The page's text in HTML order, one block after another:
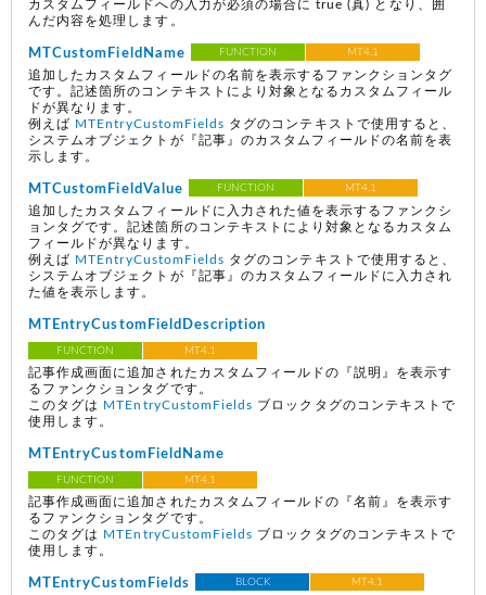
カスタムフィールドへの入力が必須の場合に true (真) となり、囲
んだ内容を処理します。
MTCustomFieldName FUNCTION MT4.1
追加したカスタムフィールドの名前を表示するファンクションタグ
です。記述箇所のコンテキストにより対象となるカスタムフィール
ドが異なります。
例えば
MTEntryCustomFields タグのコンテキストで使用すると、
システムオブジェクトが『記事』のカスタムフィールドの名前を表
示します。
MTCustomFieldValue FUNCTION MT4.1
追加したカスタムフィールドに入力された値を表示するファンクシ
ョンタグです。記述箇所のコンテキストにより対象となるカスタム
フィールドが異なります。
例えば
MTEntryCustomFields タグのコンテキストで使用すると、
システムオブジェクトが『記事』のカスタムフィールドに入力され
た値を表示します。
MTEntryCustomFieldDescription
FUNCTION MT4.1
記事作成画面に追加されたカスタムフィールドの『説明』を表示す
るファンクションタグです。
このタグは
MTEntryCustomFields ブロックタグのコンテキストで
使用します。
MTEntryCustomFieldName
FUNCTION MT4.1
記事作成画面に追加されたカスタムフィールドの『名前』を表示す
るファンクションタグです。
このタグは
MTEntryCustomFields ブロックタグのコンテキストで
使用します。
MTEntryCustomFields BLOCK MT4.1